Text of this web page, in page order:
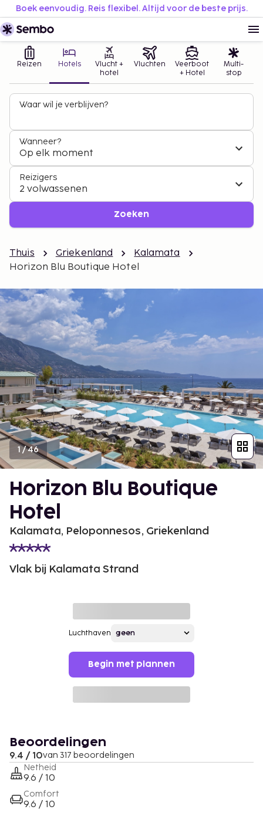
Boek eenvoudig. Reis flexibel. Altijd voor de beste prijs.
Reizen Hotels
Vlucht +
hotel
Vluchten
Veerboot
+ Hotel
Multi-
stop
Waar wil je verblijven?
Wanneer?
Op elk moment
Reizigers
2 volwassenen
Zoeken
Thuis Griekenland
Kalamata
Horizon Blu Boutique Hotel
1/46
Horizon Blu Boutique
Hotel
Kalamata, Peloponnesos, Griekenland
Vlak bij Kalamata Strand
Luchthaven
Begin met plannen
Beoordelingen
9.4 / 10van 317 beoordelingen
Netheid
9.6 / 10
Comfort
9.6 / 10